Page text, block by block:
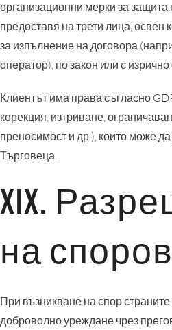
организационни мерки за защита
предоставя на трети лица, освен
за изпълнение на договора
оператор), по закон или с
Клиентът има права съгласно
корекция, изтриване,
преносимост и др.), които може
Търговеца.
XIX.
на
При възникване на спор
доброволно уреждане чрез